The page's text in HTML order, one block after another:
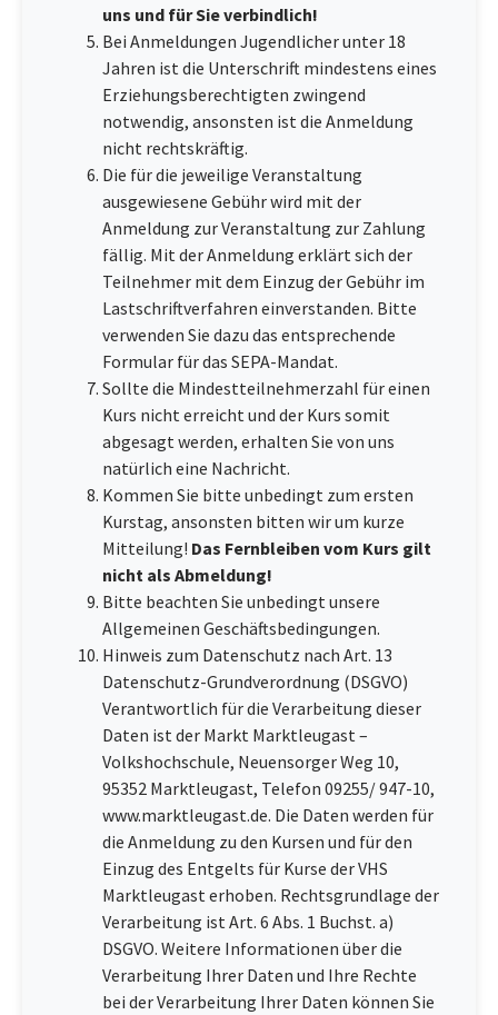
uns und für Sie verbindlich!
Bei Anmeldungen Jugendlicher unter 18
Jahren ist die Unterschrift mindestens eines
Erziehungsberechtigten zwingend
notwendig, ansonsten ist die Anmeldung
nicht rechtskräftig.
Die für die jeweilige Veranstaltung
ausgewiesene Gebühr wird mit der
Anmeldung zur Veranstaltung zur Zahlung
fällig. Mit der Anmeldung erklärt sich der
Teilnehmer mit dem Einzug der Gebühr im
Lastschriftverfahren einverstanden. Bitte
verwenden Sie dazu das entsprechende
Formular für das SEPA-Mandat.
Sollte die Mindestteilnehmerzahl für einen
Kurs nicht erreicht und der Kurs somit
abgesagt werden, erhalten Sie von uns
natürlich eine Nachricht.
Kommen Sie bitte unbedingt zum ersten
Kurstag, ansonsten bitten wir um kurze
Mitteilung! Das Fernbleiben vom Kurs gilt
nicht als Abmeldung!
Bitte beachten Sie unbedingt unsere
Allgemeinen Geschäftsbedingungen.
Hinweis zum Datenschutz nach Art. 13
Datenschutz-Grundverordnung (DSGVO)
Verantwortlich für die Verarbeitung dieser
Daten ist der Markt Marktleugast –
Volkshochschule, Neuensorger Weg 10,
95352 Marktleugast, Telefon 09255/ 947-10,
www.marktleugast.de. Die Daten werden für
die Anmeldung zu den Kursen und für den
Einzug des Entgelts für Kurse der VHS
Marktleugast erhoben. Rechtsgrundlage der
Verarbeitung ist Art. 6 Abs. 1 Buchst. a)
DSGVO. Weitere Informationen über die
Verarbeitung Ihrer Daten und Ihre Rechte
bei der Verarbeitung Ihrer Daten können Sie